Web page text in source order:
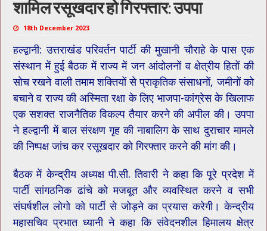
शामिल रसूखदार हो गिरफ्तार: उपपा
18th December 2023
हल्द्वानी: उत्तराखंड परिवर्तन पार्टी की मुखानी चौराहे के पास एक
संस्थान में हुई बैठक में राज्य में जन आंदोलनों व क्षेत्रीय हितों की
सोच रखने वाली तमाम शक्तियों से प्राकृतिक संसाधनों, जमीनों को
बचाने व राज्य की अस्मिता रक्षा के लिए भाजपा-कांग्रेस के खिलाफ
एक सशक्त राजनैतिक विकल्प तैयार करने की अपील की। उपपा
ने हल्द्वानी में बाल संरक्षण गृह की नाबालिग के साथ दुराचार मामले
की निष्पक्ष जांच कर रसूखदार को गिरफ्तार करने की मांग की।
बैठक में केन्द्रीय अध्यक्ष पी.सी. तिवारी ने कहा कि पूरे प्रदेश में
पार्टी सांगठनिक ढांचे को मजबूत और व्यवस्थित करने व सभी
संघर्षशील लोगो को पार्टी से जोड़ने का प्रयास करेगी। केन्द्रीय
महासचिव प्रभात ध्यानी ने कहा कि संवेदनशील हिमालय क्षेत्र